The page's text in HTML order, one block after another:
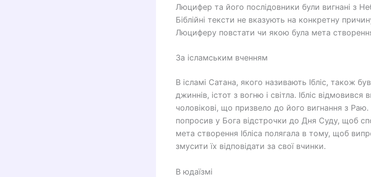
Люцифер та його послідовники були вигнані з
Біблійні тексти не вказують на конкретну
Люциферу повстати чи якою була мета
За ісламським вченням
В ісламі Сатана, якого називають Ібліс, також
джиннів, істот з вогню і світла. Ібліс
чоловікові, що призвело до його вигнання з Раю.
попросив у Бога відстрочки до Дня Суду, щоб
мета створення Ібліса полягала в тому, щоб
змусити їх відповідати за свої вчинки.
В юдаїзмі